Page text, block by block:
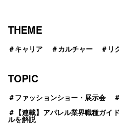
THEME
＃キャリア ＃カルチャー ＃ リ
TOPIC
＃ファッションショー・展示会 ＃
＃
【連載】アパレル業界職種ガイ
ルを解説